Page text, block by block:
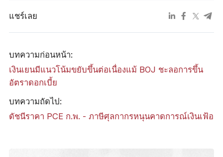
แชร์เลย
บทความก่อนหน้า:
เงินเยนมีแนวโน้มขยับขึ้นต่อเนื่องแม้ BOJ ชะลอการขึ้น
อัตราดอกเบี้ย
บทความถัดไป:
ดัชนีราคา PCE ก.พ. - ภาษีศุลกากรหนุนคาดการณ์เงินเฟ้อ